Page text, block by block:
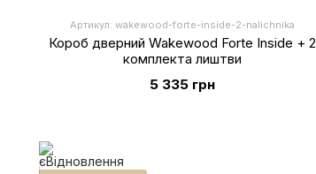
Артикул: wakewood-forte-inside-2-nalichnika
Короб дверний Wakewood Forte Inside + 2
комплекта лиштви
5 335 грн